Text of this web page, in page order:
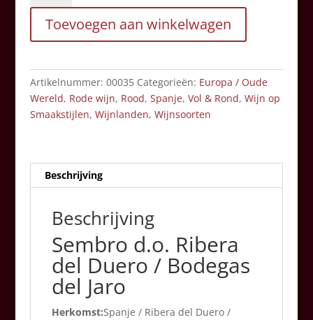
del
Duero
/
del
Jaro
aantal
Toevoegen aan winkelwagen
Artikelnummer: 00035 Categorieën: Europa / Oude
Wereld, Rode wijn, Rood, Spanje, Vol & Rond, Wijn op
Smaakstijlen, Wijnlanden, Wijnsoorten
Beschrijving
Beschrijving
Sembro d.o. Ribera
del Duero / Bodegas
del Jaro
Herkomst:Spanje / Ribera del Duero /